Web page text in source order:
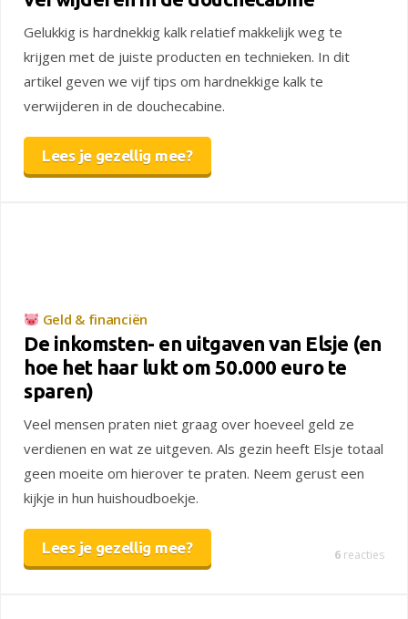
Gelukkig is hardnekkig kalk relatief makkelijk weg te
krijgen met de juiste producten en technieken. In dit
artikel geven we vijf tips om hardnekkige kalk te
verwijderen in de douchecabine.
Lees je gezellig mee?
Geld & financiën
De inkomsten- en uitgaven van Elsje (en
hoe het haar lukt om 50.000 euro te
sparen)
Veel mensen praten niet graag over hoeveel geld ze
verdienen en wat ze uitgeven. Als gezin heeft Elsje totaal
geen moeite om hierover te praten. Neem gerust een
kijkje in hun huishoudboekje.
Lees je gezellig mee? 6 reacties